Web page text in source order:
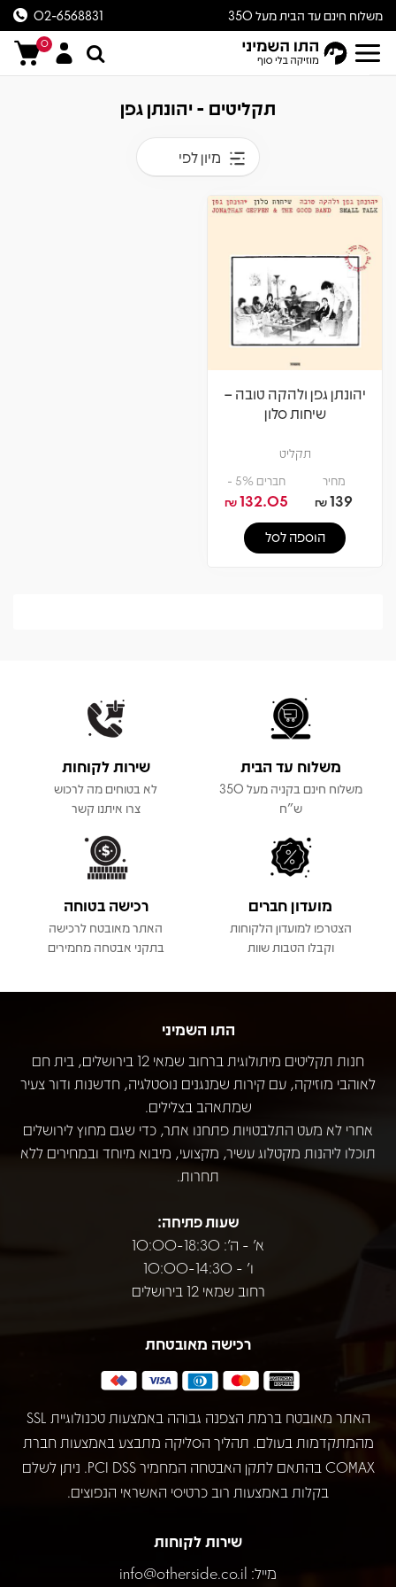
משלוח חינם עד הבית מעל 350
ש״ח
02-6568831
0
תקליטים - יהונתן גפן
מיון לפי
יהונתן גפן ולהקה טובה –
שיחות סלון
תקליט
מחיר
139
₪
חברים 5% -
132.05
₪
הוספה לסל
משלוח עד הבית
משלוח חינם בקניה מעל 350
ש"ח
שירות לקוחות
לא בטוחים מה לרכוש
צרו איתנו קשר
מועדון חברים
הצטרפו למועדון הלקוחות
וקבלו הטבות שוות
רכישה בטוחה
האתר מאובטח לרכישה
בתקני אבטחה מחמירים
התו השמיני
חנות תקליטים מיתולוגית ברחוב שמאי 12 בירושלים, בית חם
לאוהבי מוזיקה, עם קירות שמנגנים נוסטלגיה, חדשנות ודור צעיר
שמתאהב בצלילים.
אחרי לא מעט התלבטויות פתחנו אתר, כדי שגם מחוץ לירושלים
תוכלו ליהנות מקטלוג עשיר, מקצועי, מיבוא מיוחד ובמחירים ללא
תחרות.
שעות פתיחה:
א' - ה': 10:00-18:30
ו' - 10:00-14:30
רחוב שמאי 12 בירושלים
רכישה מאובטחת
האתר מאובטח ברמת הצפנה גבוהה באמצעות טכנולוגיית SSL
מהמתקדמות בעולם. תהליך הסליקה מתבצע באמצעות חברת
COMAX בהתאם לתקן האבטחה המחמיר PCI DSS. ניתן לשלם
בקלות באמצעות רוב כרטיסי האשראי הנפוצים.
שירות לקוחות
מייל: info@otherside.co.il